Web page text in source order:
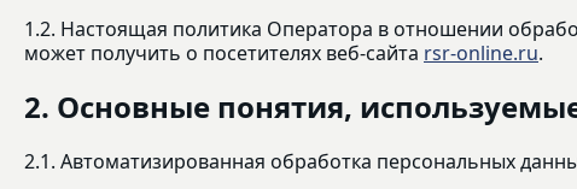
1.2. Настоящая политика Оператора в отношении
может получить о посетителях веб-сайта rsr-online.ru.
2. Основные понятия,
2.1. Автоматизированная обработка персональных